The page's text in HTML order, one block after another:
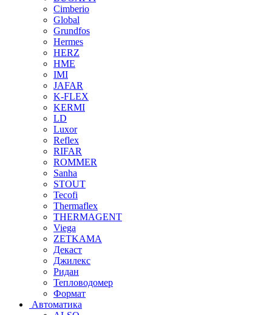
Cimberio
Global
Grundfos
Hermes
HERZ
HME
IMI
JAFAR
K-FLEX
KERMI
LD
Luxor
Reflex
RIFAR
ROMMER
Sanha
STOUT
Tecofi
Thermaflex
THERMAGENT
Viega
ZETKAMA
Декаст
Джилекс
Ридан
Тепловодомер
Формат
Автоматика